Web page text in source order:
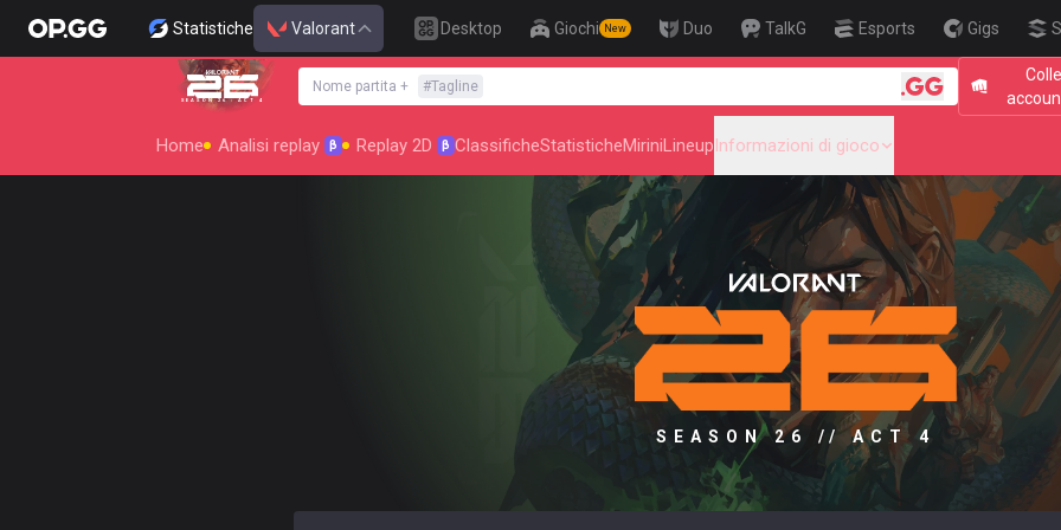
Statistiche Valorant Desktop Giochi New Duo TalkG Esports Gigs
SEASON 26 : ACT 4
Nome partita + #Tagline 🎯 Level
Home Analisi replay β Replay 2D β ClassificheStatisticheMiriniLineupInformazioni di gioco
SEASON 26 // ACT 4